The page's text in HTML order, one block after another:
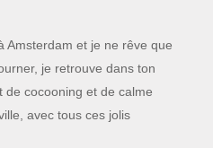
Amsterdam et je ne rêve que
je retrouve dans ton
de cocooning et de calme
avec tous ces jolis